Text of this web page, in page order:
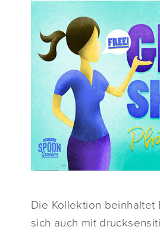
Die Kollektion beinhaltet
sich auch mit